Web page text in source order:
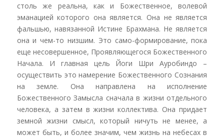
столь же реальна, как и Божественное, волевой
эманацией которого она является. Она не является
фальшью, навязанной Истине Брахмана. Не является
она и чем-то низшим. Это само-формирование, пока
еще несовершенное, Проявляющегося Божественного
Начала. И главная цель Йоги Шри Ауробиндо –
осуществить это намерение Божественного Сознания
на земле. Она направлена на исполнение
Божественного Замысла сначала в жизни отдельного
человека, а затем в жизни коллектива. Она придает
земной жизни смысл, который ничуть не менее, а
может быть, и более значим, чем жизнь на небесах в